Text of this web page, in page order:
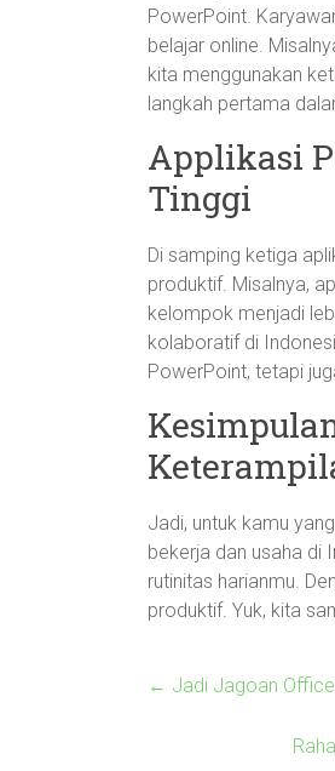
PowerPoint.
belajar online.
kita menggunakan
langkah pertama
Applikasi
Tinggi
Di samping ketiga
produktif. Misalnya,
kelompok menjadi
kolaboratif di
PowerPoint, tetapi
Jadi, untuk kamu
bekerja dan usaha di
rutinitas harianmu.
produktif. Yuk, kita
← Jadi Jagoan